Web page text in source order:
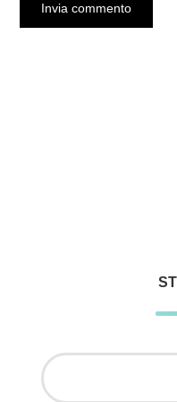
Ricerca